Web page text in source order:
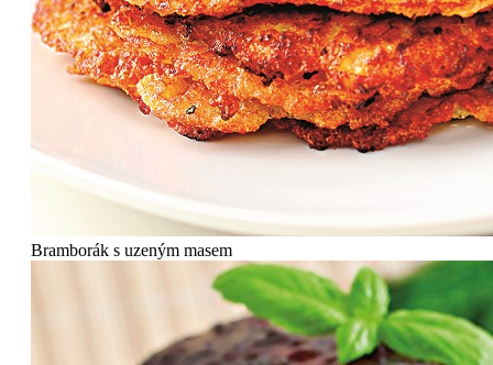
Bramborák s uzeným masem